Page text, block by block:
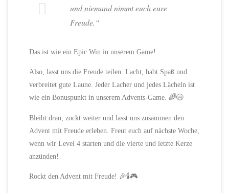
und niemand nimmt euch eure
Freude.“
Das ist wie ein Epic Win in unserem Game!
Also, lasst uns die Freude teilen. Lacht, habt Spaß und
verbreitet gute Laune. Jeder Lacher und jedes Lächeln ist
wie ein Bonuspunkt in unserem Advents-Game. 🌈😄
Bleibt dran, zockt weiter und lasst uns zusammen den
Advent mit Freude erleben. Freut euch auf nächste Woche,
wenn wir Level 4 starten und die vierte und letzte Kerze
anzünden!
Rockt den Advent mit Freude! 🎉🕯️🎮